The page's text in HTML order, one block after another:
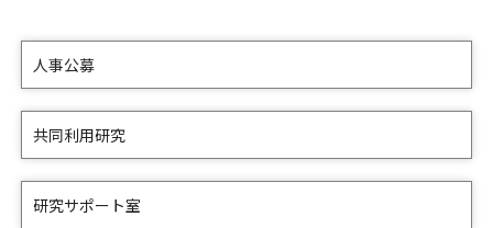
人事公募
共同利用研究
研究サポート室